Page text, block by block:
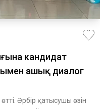
кандидат
ашық диалог
Әрбір қатысушы өзін